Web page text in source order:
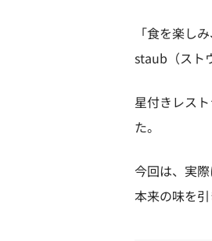
「食を楽し
staub（スト
星付きレス
た。
今回は、実
本来の味を